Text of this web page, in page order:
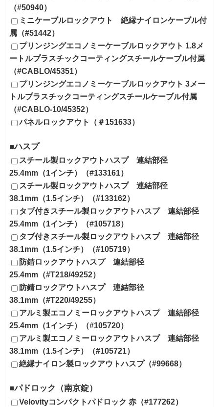
（#50940）
ミニケーブルロックアウト 絶縁ナイロンケーブル付
属（#51442）
プリンジングエコノミーケーブルロックアウト 1.8メ
ートルプラスチックコーティングスチールケーブル付属
（#CABLO/45351）
プリンジングエコノミーケーブルロックアウト 3メー
トルプラスチックコーティングスチールケーブル付属
（#CABLO-10/45352）
パネルロックアウト（＃151633）
■ハスプ
スチール製ロックアウトハスプ 連結部径
25.4mm（1インチ）（#133161）
スチール製ロックアウトハスプ 連結部径
38.1mm（1.5インチ）（#133162）
タブ付きスチール製ロックアウトハスプ 連結部径
25.4mm（1インチ）（#105718）
タブ付きスチール製ロックアウトハスプ 連結部径
38.1mm（1.5インチ）（#105719）
防錆ロックアウトハスプ 連結部径
25.4mm（#T218/49252）
防錆ロックアウトハスプ 連結部径
38.1mm（#T220/49255）
アルミ製エコノミーロックアウトハスプ 連結部径
25.4mm（1インチ）（#105720）
アルミ製エコノミーロックアウトハスプ 連結部径
38.1mm（1.5インチ）（#105721）
絶縁ナイロン製ロックアウトハスプ（#99668）
■パドロック（南京錠）
Velovityコンパクトパドロック 赤（#177262）